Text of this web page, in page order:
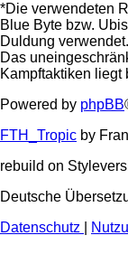
*Die verwendeten
Blue Byte bzw.
Duldung verwendet.
Das
Kampftaktiken liegt
Powered by phpBB
FTH_Tropic by
rebuild on
Deutsche
Datenschutz